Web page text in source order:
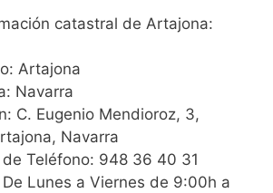
catastral de Artajona:
Artajona
Navarra
C. Eugenio Mendioroz, 3,
Navarra
Teléfono: 948 36 40 31
Lunes a Viernes de 9:00h a